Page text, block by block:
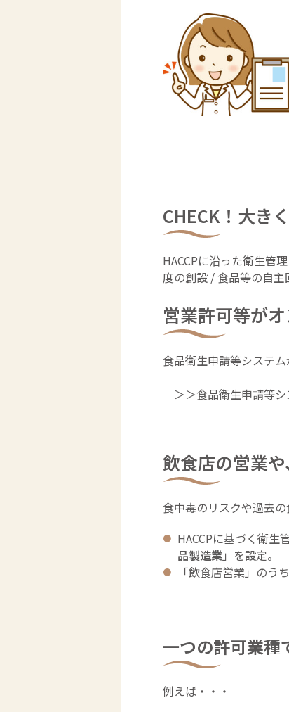
CHECK！大き
HACCPに沿った衛生管
度の創設 / 食品等の自主
営業許可等が
食品衛生申請等システ
＞＞食品衛生申請等
飲食店の営業
食中毒のリスクや過去
HACCPに基づく衛生
品製造業」を設定。
「飲食店営業」のう
一つの許可業種
例えば・・・